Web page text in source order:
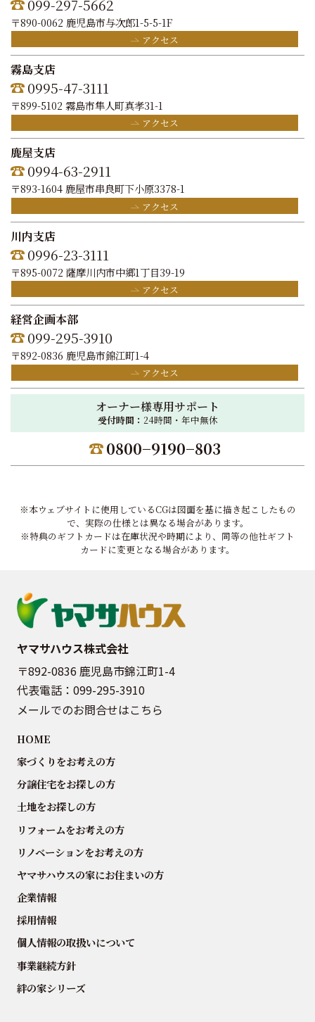
099-297-5662
〒890-0062 鹿児島市与次郎1-5-5-1F
アクセス
霧島支店
0995-47-3111
〒899-5102 霧島市隼人町真孝31-1
アクセス
鹿屋支店
0994-63-2911
〒893-1604 鹿屋市串良町下小原3378-1
アクセス
川内支店
0996-23-3111
〒895-0072 薩摩川内市中郷1丁目39-19
アクセス
経営企画本部
099-295-3910
〒892-0836 鹿児島市錦江町1-4
アクセス
オーナー様専用サポート
受付時間： 24時間・年中無休
0800−9190−803
※本ウェブサイトに使用しているCGは図面を基に描き起こしたもの
で、実際の仕様とは異なる場合があります。
※特典のギフトカードは在庫状況や時期により、同等の他社ギフト
カードに変更となる場合があります。
ヤマサハウス株式会社
〒892-0836 鹿児島市錦江町1-4
代表電話： 099-295-3910
メールでのお問合せはこちら
HOME
家づくりをお考えの方
分譲住宅をお探しの方
土地をお探しの方
リフォームをお考えの方
リノベーションをお考えの方
ヤマサハウスの家にお住まいの方
企業情報
採用情報
個人情報の取扱いについて
事業継続方針
絆の家シリーズ